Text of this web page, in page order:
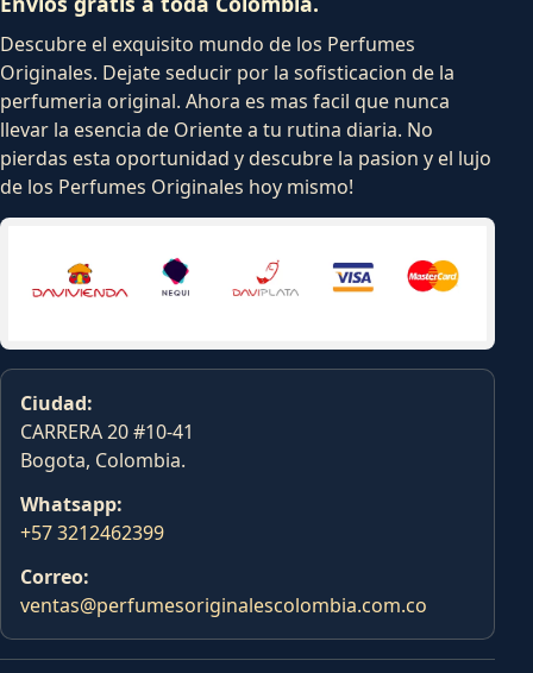
Descubre el exquisito mundo de los Perfumes
Originales. Dejate seducir por la sofisticacion de la
perfumeria original. Ahora es mas facil que nunca
llevar la esencia de Oriente a tu rutina diaria. No
pierdas esta oportunidad y descubre la pasion y el lujo
de los Perfumes Originales hoy mismo!
Ciudad:
CARRERA 20 #10-41
Bogota, Colombia.
Whatsapp:
+57 3212462399
Correo:
ventas@perfumesoriginalescolombia.com.co